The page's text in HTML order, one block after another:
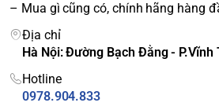
– Mua gì cũng có, chính hãng hàng
Địa chỉ
Hà Nội: Đường Bạch Đằng - P.Vĩnh
Hotline
0978.904.833